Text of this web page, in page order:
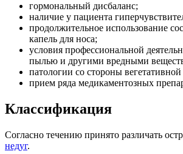
гормональный дисбаланс;
наличие у пациента
продолжительное использование
капель для носа;
условия профессиональной
пылью и другими вредными
патологии со стороны
прием ряда медикаментозных
Классификация
Согласно течению принято различать
недуг.